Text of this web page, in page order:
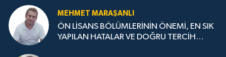
MEHMET MARAŞANLI
ÖN LİSANS BÖLÜMLERİNİN ÖNEMİ, EN SIK
YAPILAN HATALAR VE DOĞRU TERCİH